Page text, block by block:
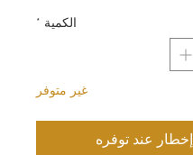
الكمية *
غير متوفر
إخطار عند توفره